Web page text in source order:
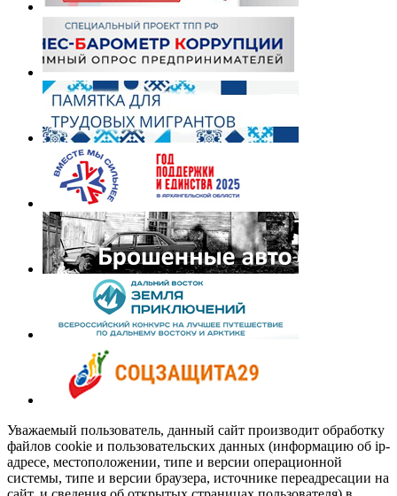
Уважаемый пользователь, данный сайт производит обработку
файлов cookie и пользовательских данных (информацию об ip-
адресе, местоположении, типе и версии операционной
системы, типе и версии браузера, источнике переадресации на